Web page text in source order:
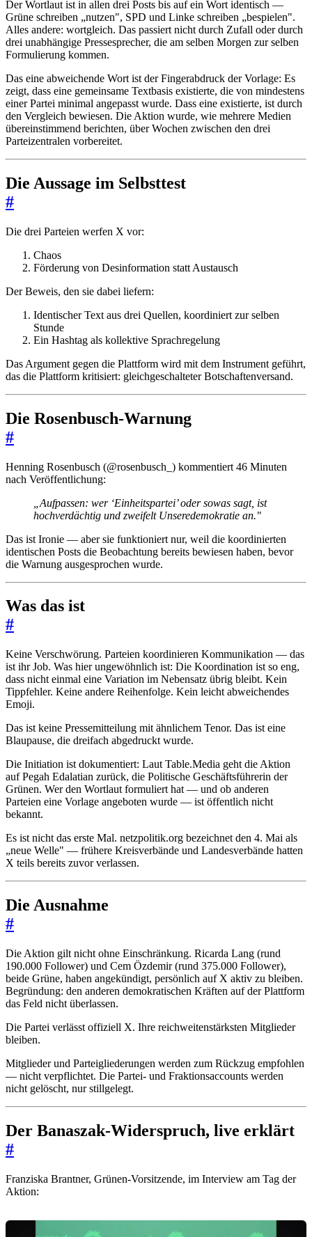
Der Wortlaut ist in allen drei Posts bis auf ein Wort identisch —
Grüne schreiben „nutzen", SPD und Linke schreiben „bespielen".
Alles andere: wortgleich. Das passiert nicht durch Zufall oder durch
drei unabhängige Pressesprecher, die am selben Morgen zur selben
Formulierung kommen.
Das eine abweichende Wort ist der Fingerabdruck der Vorlage: Es
zeigt, dass eine gemeinsame Textbasis existierte, die von mindestens
einer Partei minimal angepasst wurde. Dass eine existierte, ist durch
den Vergleich bewiesen. Die Aktion wurde, wie mehrere Medien
übereinstimmend berichten, über Wochen zwischen den drei
Parteizentralen vorbereitet.
Die Aussage im Selbsttest
#
Die drei Parteien werfen X vor:
Chaos
Förderung von Desinformation statt Austausch
Der Beweis, den sie dabei liefern:
Identischer Text aus drei Quellen, koordiniert zur selben
Stunde
Ein Hashtag als kollektive Sprachregelung
Das Argument gegen die Plattform wird mit dem Instrument geführt,
das die Plattform kritisiert: gleichgeschalteter Botschaftenversand.
Die Rosenbusch-Warnung
#
Henning Rosenbusch (@rosenbusch_) kommentiert 46 Minuten
nach Veröffentlichung:
„Aufpassen: wer ‘Einheitspartei’ oder sowas sagt, ist
hochverdächtig und zweifelt Unseredemokratie an."
Das ist Ironie — aber sie funktioniert nur, weil die koordinierten
identischen Posts die Beobachtung bereits bewiesen haben, bevor
die Warnung ausgesprochen wurde.
Was das ist
#
Keine Verschwörung. Parteien koordinieren Kommunikation — das
ist ihr Job. Was hier ungewöhnlich ist: Die Koordination ist so eng,
dass nicht einmal eine Variation im Nebensatz übrig bleibt. Kein
Tippfehler. Keine andere Reihenfolge. Kein leicht abweichendes
Emoji.
Das ist keine Pressemitteilung mit ähnlichem Tenor. Das ist eine
Blaupause, die dreifach abgedruckt wurde.
Die Initiation ist dokumentiert: Laut Table.Media geht die Aktion
auf Pegah Edalatian zurück, die Politische Geschäftsführerin der
Grünen. Wer den Wortlaut formuliert hat — und ob anderen
Parteien eine Vorlage angeboten wurde — ist öffentlich nicht
bekannt.
Es ist nicht das erste Mal. netzpolitik.org bezeichnet den 4. Mai als
„neue Welle" — frühere Kreisverbände und Landesverbände hatten
X teils bereits zuvor verlassen.
Die Ausnahme
#
Die Aktion gilt nicht ohne Einschränkung. Ricarda Lang (rund
190.000 Follower) und Cem Özdemir (rund 375.000 Follower),
beide Grüne, haben angekündigt, persönlich auf X aktiv zu bleiben.
Begründung: den anderen demokratischen Kräften auf der Plattform
das Feld nicht überlassen.
Die Partei verlässt offiziell X. Ihre reichweitenstärksten Mitglieder
bleiben.
Mitglieder und Parteigliederungen werden zum Rückzug empfohlen
— nicht verpflichtet. Die Partei- und Fraktionsaccounts werden
nicht gelöscht, nur stillgelegt.
Der Banaszak-Widerspruch, live erklärt
#
Franziska Brantner, Grünen-Vorsitzende, im Interview am Tag der
Aktion: